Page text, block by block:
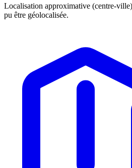
Localisation approximative (centre-
pu être géolocalisée.